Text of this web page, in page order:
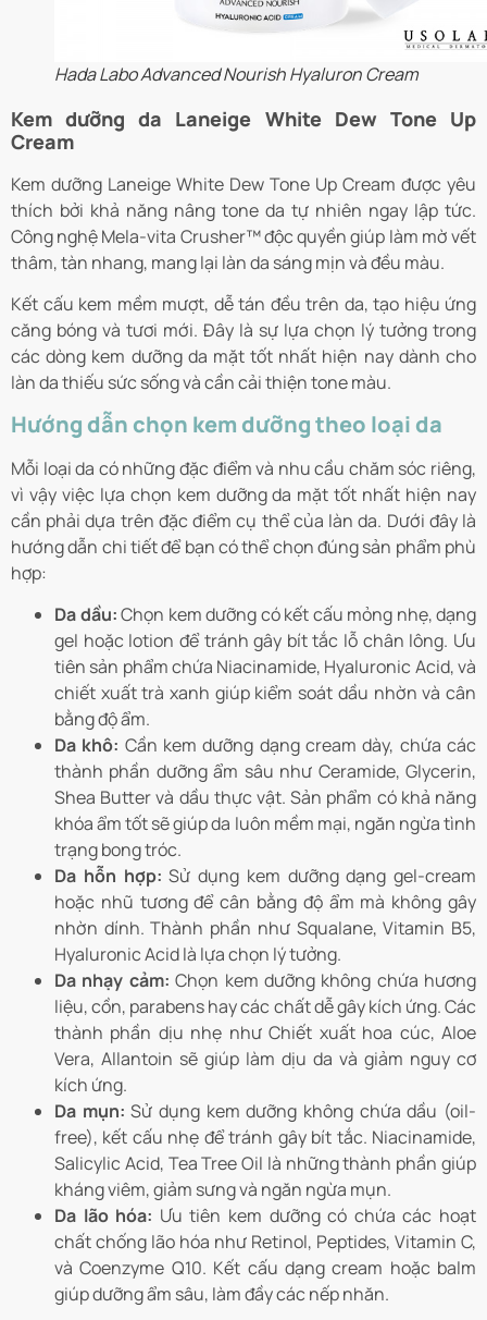
Hada Labo Advanced Nourish Hyaluron Cream
Kem dưỡng da Laneige White Dew Tone Up
Cream
Kem dưỡng Laneige White Dew Tone Up Cream được yêu
thích bởi khả năng nâng tone da tự nhiên ngay lập tức.
Công nghệ Mela-vita Crusher™ độc quyền giúp làm mờ vết
thâm, tàn nhang, mang lại làn da sáng mịn và đều màu.
Kết cấu kem mềm mượt, dễ tán đều trên da, tạo hiệu ứng
căng bóng và tươi mới. Đây là sự lựa chọn lý tưởng trong
các dòng kem dưỡng da mặt tốt nhất hiện nay dành cho
làn da thiếu sức sống và cần cải thiện tone màu.
Hướng dẫn chọn kem dưỡng theo loại da
Mỗi loại da có những đặc điểm và nhu cầu chăm sóc riêng,
vì vậy việc lựa chọn kem dưỡng da mặt tốt nhất hiện nay
cần phải dựa trên đặc điểm cụ thể của làn da. Dưới đây là
hướng dẫn chi tiết để bạn có thể chọn đúng sản phẩm phù
hợp:
Da dầu:Chọn kem dưỡng có kết cấu mỏng nhẹ, dạng
gel hoặc lotion để tránh gây bít tắc lỗ chân lông. Ưu
tiên sản phẩm chứa Niacinamide, Hyaluronic Acid, và
chiết xuất trà xanh giúp kiểm soát dầu nhờn và cân
bằng độ ẩm.
Da khô: Cần kem dưỡng dạng cream dày, chứa các
thành phần dưỡng ẩm sâu như Ceramide, Glycerin,
Shea Butter và dầu thực vật. Sản phẩm có khả năng
khóa ẩm tốt sẽ giúp da luôn mềm mại, ngăn ngừa tình
trạng bong tróc.
Da hỗn hợp: Sử dụng kem dưỡng dạng gel-cream
hoặc nhũ tương để cân bằng độ ẩm mà không gây
nhờn dính. Thành phần như Squalane, Vitamin B5,
Hyaluronic Acid là lựa chọn lý tưởng.
Da nhạy cảm:Chọn kem dưỡng không chứa hương
liệu, cồn, parabens hay các chất dễ gây kích ứng. Các
thành phần dịu nhẹ như Chiết xuất hoa cúc, Aloe
Vera, Allantoin sẽ giúp làm dịu da và giảm nguy cơ
kích ứng.
Da mụn:Sử dụng kem dưỡng không chứa dầu (oil-
free), kết cấu nhẹ để tránh gây bít tắc. Niacinamide,
Salicylic Acid, Tea Tree Oil là những thành phần giúp
kháng viêm, giảm sưng và ngăn ngừa mụn.
Da lão hóa: Ưu tiên kem dưỡng có chứa các hoạt
chất chống lão hóa như Retinol, Peptides, Vitamin C,
và Coenzyme Q10. Kết cấu dạng cream hoặc balm
giúp dưỡng ẩm sâu, làm đầy các nếp nhăn.